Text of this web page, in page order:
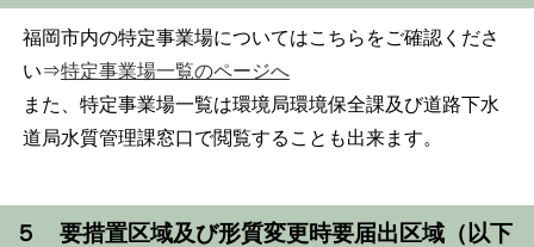
福岡市内の特定事業場についてはこちらをご確認くださ
い⇒特定事業場一覧のページへ
また、特定事業場一覧は環境局環境保全課及び道路下水
道局水質管理課窓口で閲覧することも出来ます。
５ 要措置区域及び形質変更時要届出区域（以下